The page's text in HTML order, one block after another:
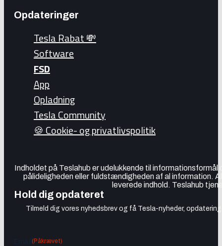
Opdateringer
Tesla Rabat 💸
Software
FSD
App
Opladning
Tesla Community
🍪 Cookie- og privatlivspolitik
Indholdet på Teslahub er udelukkende til
pålideligheden eller fuldstændigheden af al information.
leverede indhold. Teslahub
Hold dig opdateret
Tilmeld dig vores nyhedsbrev og få Tesla-nyheder,
(Påkrævet)